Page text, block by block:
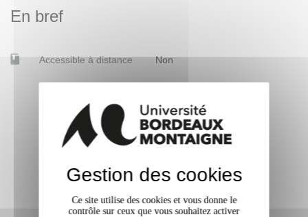
En bref
Accessible à distance Non
Gestion des cookies
Ce site utilise des cookies et vous donne le
contrôle sur ceux que vous souhaitez activer